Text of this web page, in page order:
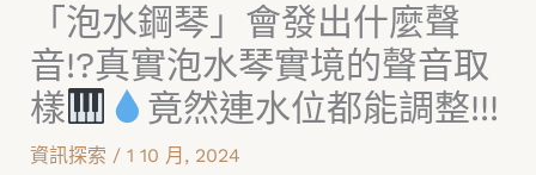
「泡水鋼琴」會發出什麼聲
音!?真實泡水琴實境的聲音取
樣
竟然連水位都能調整!!!
資訊探索 / 1 10 月, 2024